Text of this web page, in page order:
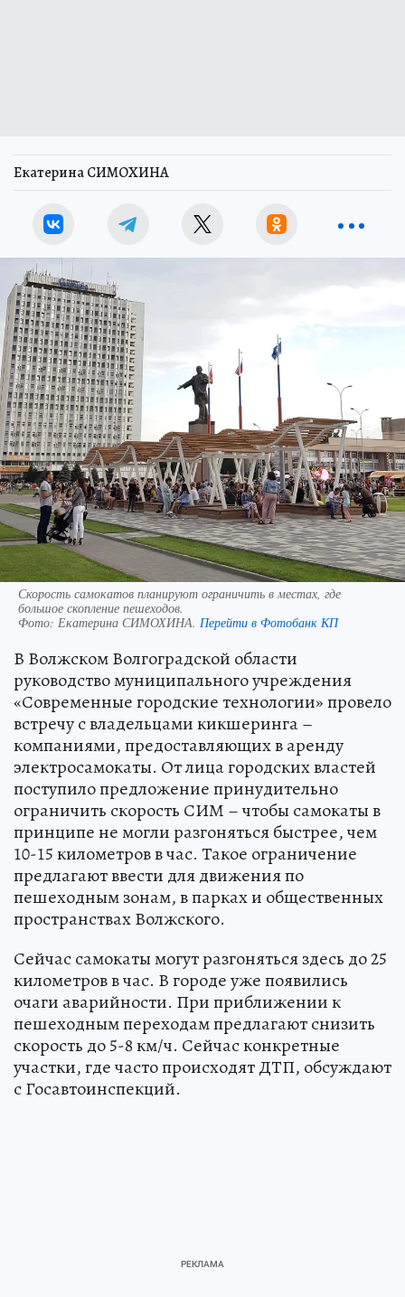
Екатерина СИМОХИНА
Скорость самокатов планируют ограничить в местах, где
большое скопление пешеходов.
Фото: Екатерина СИМОХИНА. Перейти в Фотобанк КП
В Волжском Волгоградской области
руководство муниципального учреждения
«Современные городские технологии» провело
встречу с владельцами кикшеринга –
компаниями, предоставляющих в аренду
электросамокаты. От лица городских властей
поступило предложение принудительно
ограничить скорость СИМ – чтобы самокаты в
принципе не могли разгоняться быстрее, чем
10-15 километров в час. Такое ограничение
предлагают ввести для движения по
пешеходным зонам, в парках и общественных
пространствах Волжского.
Сейчас самокаты могут разгоняться здесь до 25
километров в час. В городе уже появились
очаги аварийности. При приближении к
пешеходным переходам предлагают снизить
скорость до 5-8 км/ч. Сейчас конкретные
участки, где часто происходят ДТП, обсуждают
с Госавтоинспекций.